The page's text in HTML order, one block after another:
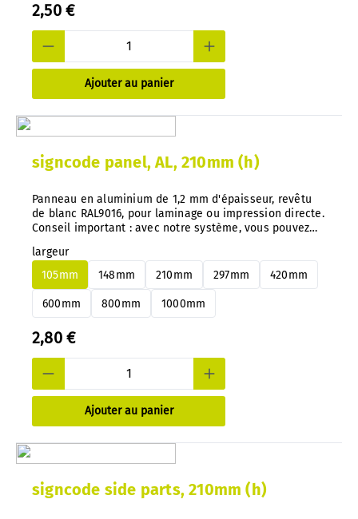
2,50 €
Ajouter au panier
signcode panel, AL, 210mm (h)
Panneau en aluminium de 1,2 mm d'épaisseur, revêtu
de blanc RAL9016, pour laminage ou impression directe.
Conseil important : avec notre système, vous pouvez
moment et très facilement, sans démontage.
largeur
105mm
148mm 210mm 297mm 420mm
600mm 800mm 1000mm
2,80 €
Ajouter au panier
signcode side parts, 210mm (h)